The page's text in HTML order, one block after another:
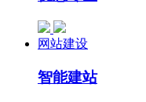
网站建设
智能建站